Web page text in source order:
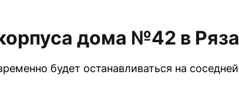
дома №42 в
будет останавливаться на